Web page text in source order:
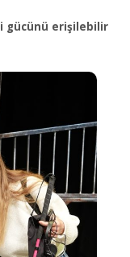
gücünü erişilebilir